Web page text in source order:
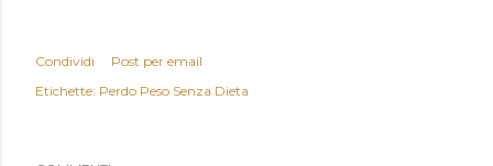
Condividi
Post per email
Etichette: Perdo Peso Senza Dieta